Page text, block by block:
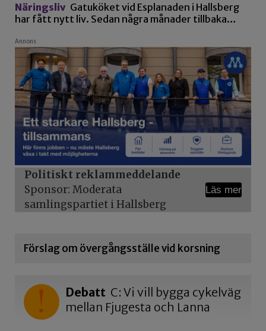
Näringsliv Gatuköket vid Esplanaden i Hallsberg
har fått nytt liv. Sedan några månader tillbaka…
Annons
Politiskt reklammeddelande
Sponsor: Moderata
samlingspartiet i Hallsberg
Läs mer
Förslag om övergångsställe vid korsning
Debatt C: Vi vill bygga cykelväg
mellan Fjugesta och Lanna